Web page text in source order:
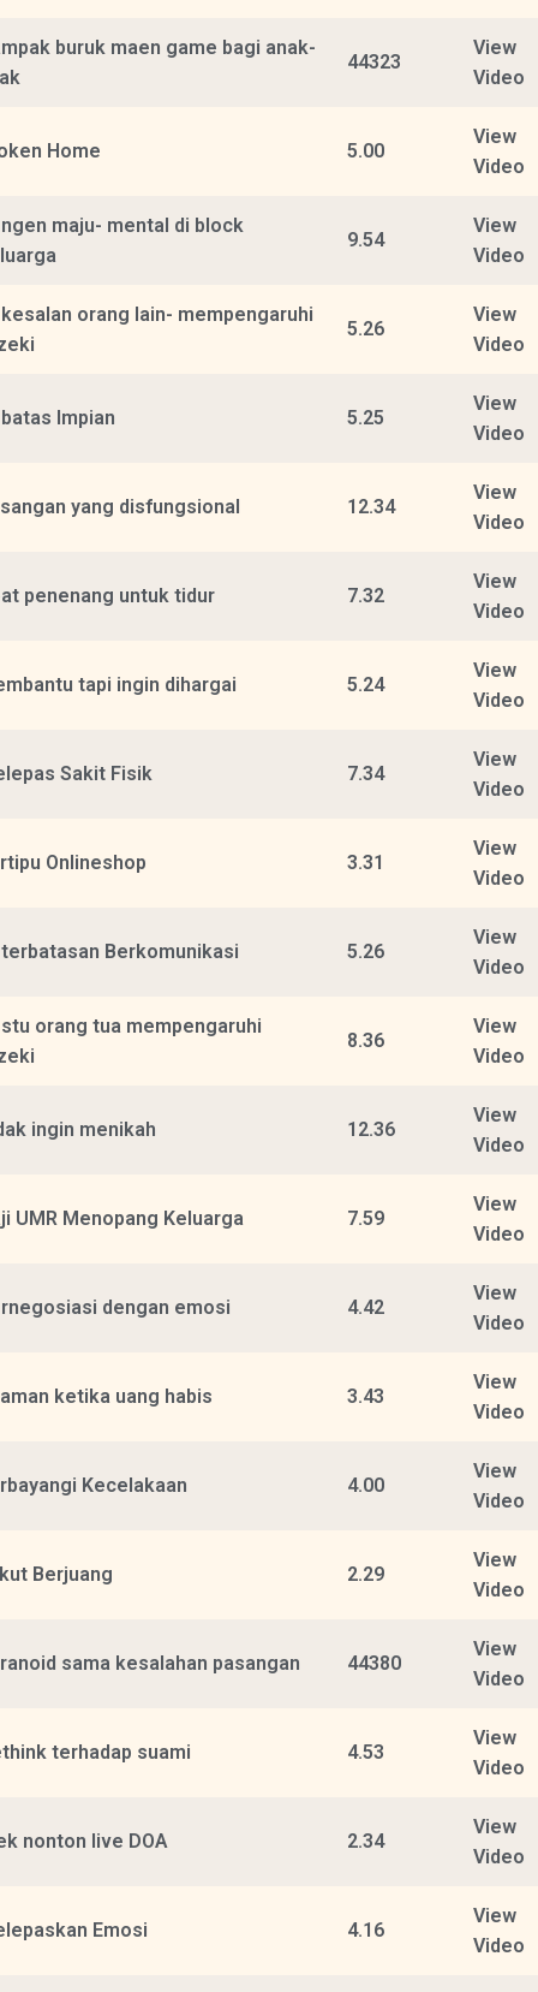
buruk maen game bagi anak-
44323
View
Video
Home 5.00
View
Video
maju- mental di block
9.54
View
Video
orang lain- mempengaruhi
5.26
View
Video
Impian 5.25
View
Video
yang disfungsional 12.34
View
Video
penenang untuk tidur 7.32
View
Video
tapi ingin dihargai 5.24
View
Video
Sakit Fisik 7.34
View
Video
Onlineshop 3.31
View
Video
Berkomunikasi 5.26
View
Video
orang tua mempengaruhi
8.36
View
Video
ingin menikah 12.36
View
Video
UMR Menopang Keluarga 7.59
View
Video
dengan emosi 4.42
View
Video
ketika uang habis 3.43
View
Video
Kecelakaan 4.00
View
Video
Berjuang 2.29
View
Video
sama kesalahan pasangan 44380
View
Video
terhadap suami 4.53
View
Video
nonton live DOA 2.34
View
Video
Emosi 4.16
View
Video